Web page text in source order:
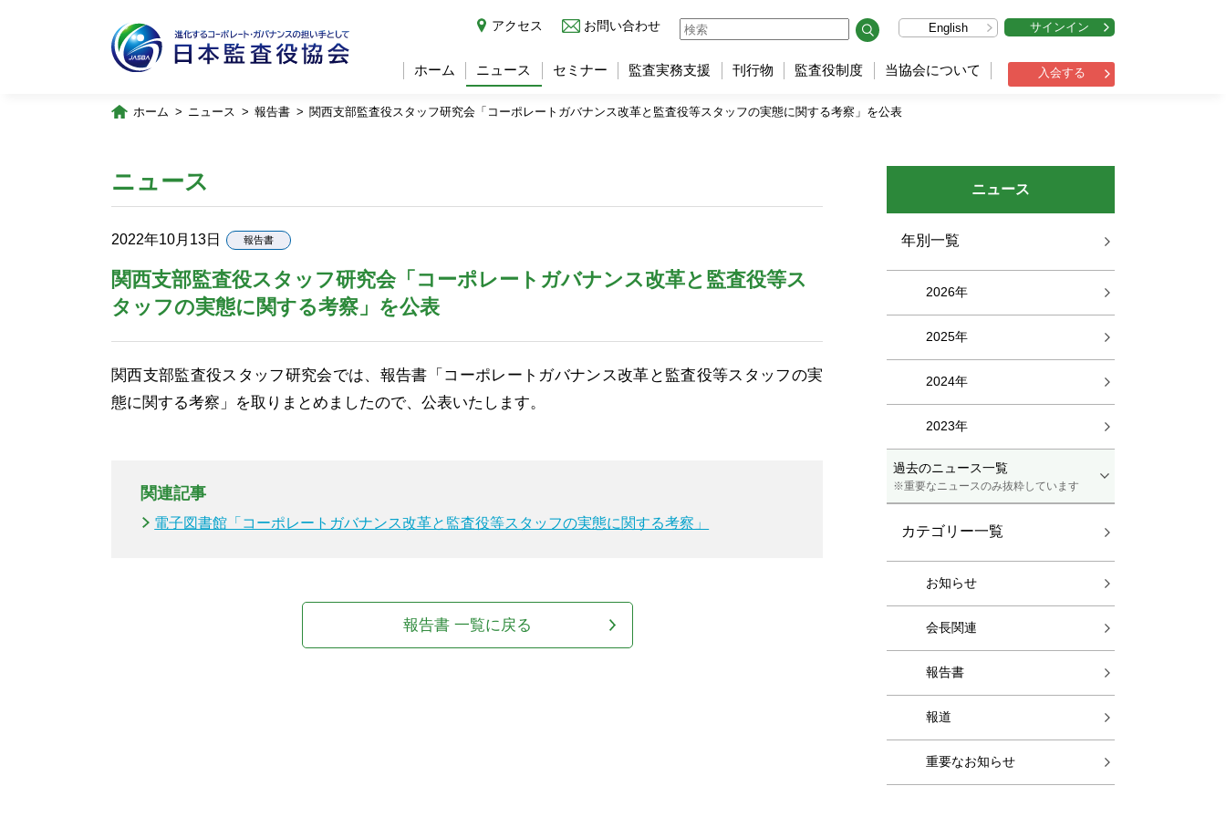
ホーム ニュース セミナー 監査実務支援 刊行物 監査役制度 当協会について 入会する
アクセス お問い合わせ English サインイン
ホーム ニュース 報告書 関西支部監査役スタッフ研究会「コーポレートガバナンス改革と監査役等スタッフの実態に関する考察」を公表
ニュース
年別一覧
過去のニュース一覧
※重要なニュースのみ抜粋しています
2026年
2025年
2024年
2023年
カテゴリー一覧
お知らせ
会長関連
報告書
報道
重要なお知らせ
ニュース
2022年10月13日 報告書
関西支部監査役スタッフ研究会「コーポレートガバナンス改革と監査役等ス
タッフの実態に関する考察」を公表
関西支部監査役スタッフ研究会では、報告書「コーポレートガバナンス改革と監査役等スタッフの実
態に関する考察」を取りまとめましたので、公表いたします。
関連記事
電子図書館「コーポレートガバナンス改革と監査役等スタッフの実態に関する考察」
報告書 一覧に戻る